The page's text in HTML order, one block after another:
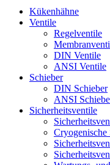
Kükenhähne
Ventile
Regelventile
DIN Ventile
ANSI Ventile
Schieber
DIN Schieber
ANSI
Sicherheitsventile
Cryogenische